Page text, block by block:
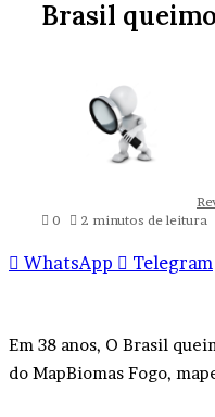
Brasil
0
2 minutos de leitura
WhatsApp Telegram
Em 38 anos, O Brasil
do MapBiomas Fogo,